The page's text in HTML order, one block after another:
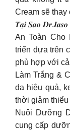
Cream sẽ thay
𝑻𝒂̣𝒊 𝑺𝒂𝒐
An Toàn Cho
triển dựa trên
phù hợp với
Làm Trắng &
da hiệu quả,
thời giảm thiểu
Nuôi Dưỡng
cung cấp